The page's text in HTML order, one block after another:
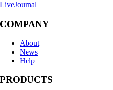
LiveJournal
COMPANY
About
News
Help
PRODUCTS